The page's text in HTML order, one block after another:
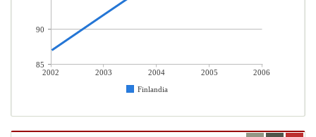
2002 2003 2004 2005
2006
Finlandia
90
85